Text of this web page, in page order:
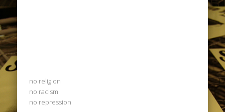
no religion
no racism
no repression